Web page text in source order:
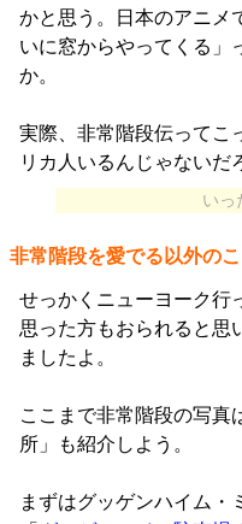
かと思う。日本のアニメ
いに窓からやってくる」
か。
実際、非常階段伝ってこ
リカ人いるんじゃないだ
いっ
非常階段を愛でる以外の
せっかくニューヨーク行
思った方もおられると思
ましたよ。
ここまで非常階段の写真
所」も紹介しよう。
まずはグッゲンハイム・